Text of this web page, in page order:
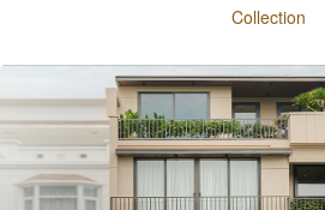
Collection